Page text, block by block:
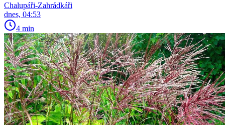
Chalupáři-Zahrádkáři
dnes, 04:53
4 min